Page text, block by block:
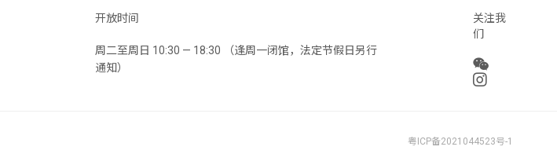
开放时间
周二至周日 10:30 — 18:30 （逢周一闭馆，法定节假日另行
通知）
关注我
们
粤ICP备2021044523号-1